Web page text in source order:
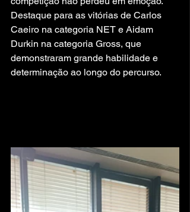
Destaque para as vitórias de Carlos
Caeiro na categoria NET e Aidam
Durkin na categoria Gross, que
demonstraram grande habilidade e
determinação ao longo do percurso.